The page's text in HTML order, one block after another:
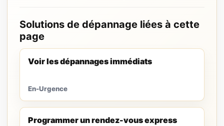
Solutions de dépannage liées à cette
page
Voir les dépannages immédiats
En-Urgence
Programmer un rendez-vous express